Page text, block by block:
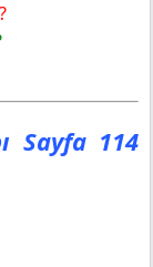
MEB
MEB
MEB
Sayfa 114